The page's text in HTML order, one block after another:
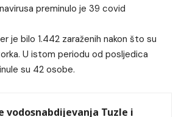
preminulo je 39 covid
je bilo 1.442 zaraženih nakon što su
U istom periodu od posljedica
su 42 osobe.
vodosnabdijevanja Tuzle i